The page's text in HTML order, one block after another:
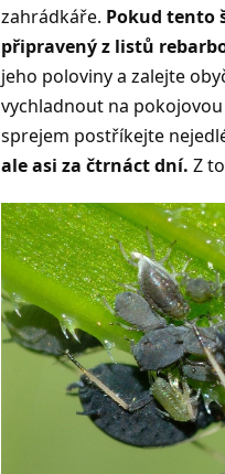
zahrádkáře. Pokud tento
připravený z listů
jeho poloviny a zalejte
vychladnout na
sprejem postříkejte
ale asi za čtrnáct dní. Z